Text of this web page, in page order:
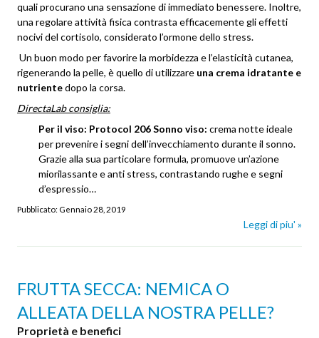
quali procurano una sensazione di immediato benessere. Inoltre,
una regolare attività fisica contrasta efficacemente gli effetti
nocivi del cortisolo, considerato l’ormone dello stress.
Un buon modo per favorire la morbidezza e l’elasticità cutanea,
rigenerando la pelle, è quello di utilizzare una crema idratante e
nutrientedopo la corsa.
DirectaLab consiglia:
Per il viso: Protocol 206 Sonno viso: crema notte ideale
per prevenire i segni dell’invecchiamento durante il sonno.
Grazie alla sua particolare formula, promuove un’azione
miorilassante e anti stress, contrastando rughe e segni
d’espressio…
Pubblicato: Gennaio 28, 2019
Leggi di piu' »
FRUTTA SECCA: NEMICA O
ALLEATA DELLA NOSTRA PELLE?
Proprietà e benefici